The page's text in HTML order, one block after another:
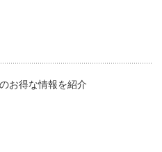
お得な情報を紹介